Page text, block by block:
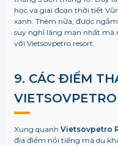
học và giai đoạn thời tiết
xanh. Thêm nữa, được
suy nghĩ lãng mạn nhất
với Vietsovpetro resort.
9. CÁC ĐIỂM
Xung quanh Vietsovpetro
địa điểm nổi tiếng mà du